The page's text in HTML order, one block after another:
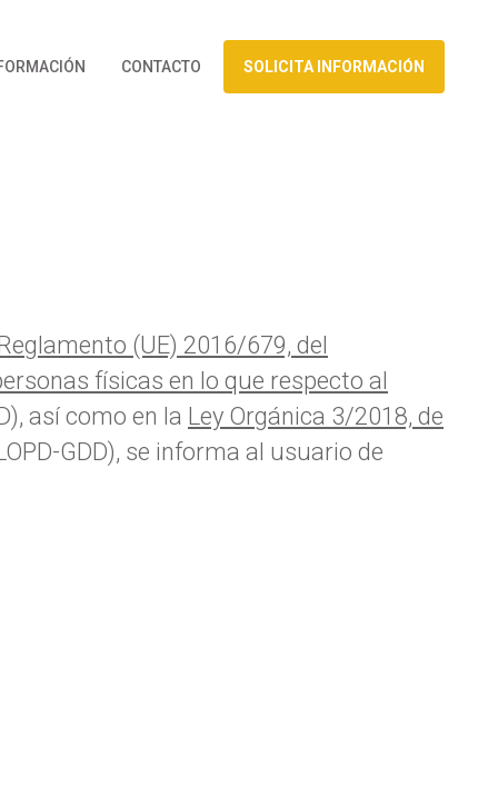
CONTACTO SOLICITA INFORMACIÓN
(UE) 2016/679, del
físicas en lo que respecto al
así como en la Ley Orgánica 3/2018, de
GDD), se informa al usuario de